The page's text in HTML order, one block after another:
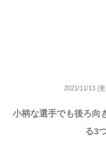
2021/11/13 (
小柄な選手でも後ろ向
る3